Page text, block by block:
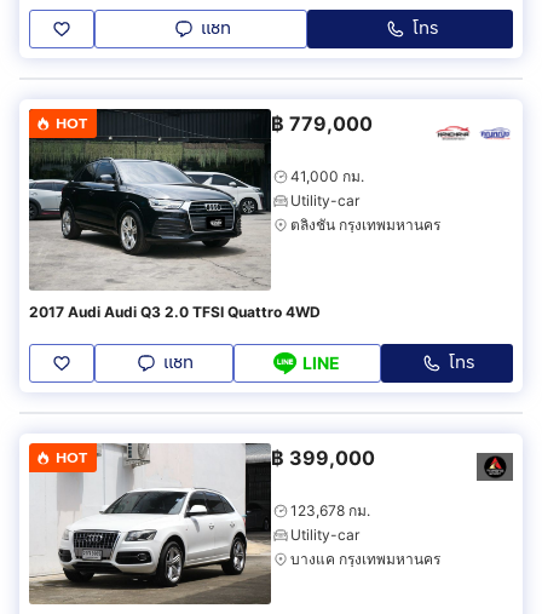
แชท โทร
HOT ฿ 779,000
41,000 กม.
Utility-car
ตลิ่งชัน กรุงเทพมหานคร
2017 Audi Audi Q3 2.0 TFSI Quattro 4WD
แชท LINE โทร
HOT ฿ 399,000
123,678 กม.
Utility-car
บางแค กรุงเทพมหานคร